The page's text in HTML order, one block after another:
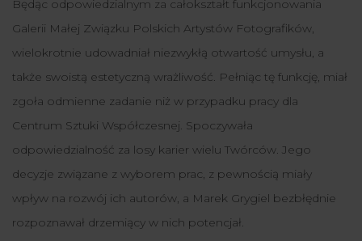
Będąc odpowiedzialnym za całokształt funkcjonowania
Galerii Małej Związku Polskich Artystów Fotografików,
wielokrotnie udowadniał niezwykłą otwartość umysłu, a
także swoistą estetyczną wrażliwość. Pełniąc tę funkcję, miał
zgoła odmienne zadanie niż w przypadku pracy dla
Centrum Sztuki Współczesnej. Spoczywała
odpowiedzialność za losy karier wielu Twórców. Jego
decyzje związane z wyborem prac, z pewnością miały
wpływ na rozwój ich autorów, a Marek Grygiel bezbłędnie
rozpoznawał drzemiący w nich potencjał.